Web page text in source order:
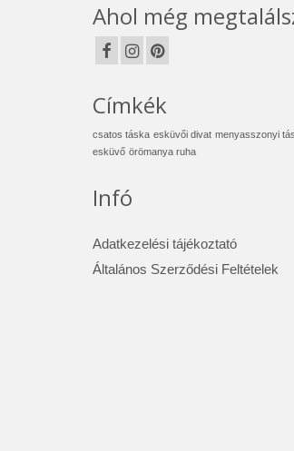
Ahol még
Címkék
csatos táska esküvői divat menyasszonyi
esküvő örömanya ruha
Infó
Adatkezelési tájékoztató
Általános Szerződési Feltételek